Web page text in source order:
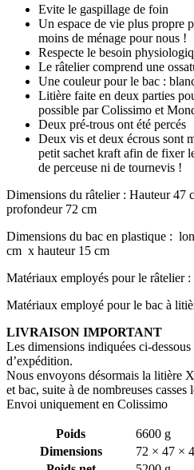
Evite le gaspillage de foin
Un espace de vie plus propre
moins de ménage pour nous !
Respecte le besoin
Le râtelier comprend une
Une couleur pour le bac :
Litière faite en deux parties
possible par Colissimo et
Deux pré-trous ont été percés
Deux vis et deux écrous sont
petit sachet kraft afin de fixer
de perceuse ni de tournevis !
Dimensions du râtelier : Hauteur 47
profondeur 72 cm
Dimensions du bac en plastique :
cm x hauteur 15 cm
Matériaux employés pour le râtelier :
Matériaux employé pour le bac à
LIVRAISON IMPORTANT
Les dimensions indiquées ci-
d’expédition.
Nous envoyons désormais la litière
et bac, suite à de nombreuses casses
Envoi uniquement en Colissimo
Poids
6600 g
Dimensions
72 × 47 ×